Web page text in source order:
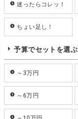
迷ったらコレッ！
ちょい足し！
予算でセットを選ぶ
～3万円
～6万円